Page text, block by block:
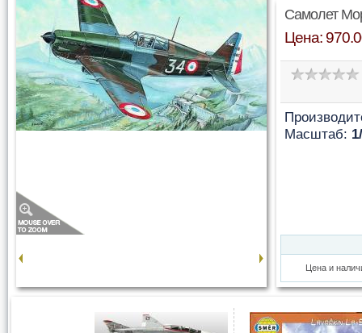
> >
Самолет
Цена:
Масштаб:
Цена и